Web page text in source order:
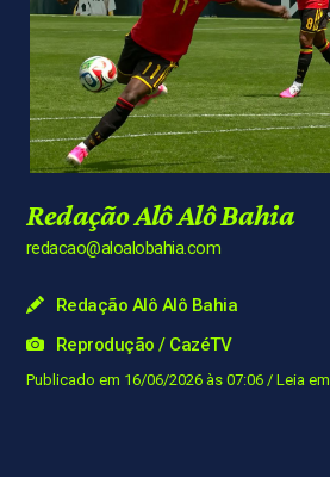
Redação Alô Alô Bahia
redacao@aloalobahia.com
Redação Alô Alô Bahia
Reprodução / CazéTV
Publicado em 16/06/2026 às 07:06/ Leia em